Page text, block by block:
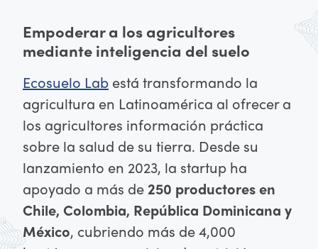
Empoderar a los agricultores
mediante inteligencia del suelo
Ecosuelo Lab está transformando la
agricultura en Latinoamérica al ofrecer a
los agricultores información práctica
sobre la salud de su tierra. Desde su
lanzamiento en 2023, la startup ha
apoyado a más de 250 productores en
Chile, Colombia, República Dominicana y
México, cubriendo más de 4,000